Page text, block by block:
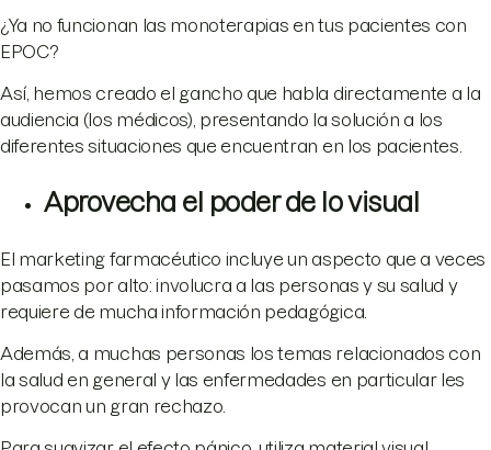
¿Ya no funcionan las monoterapias en tus pacientes con
EPOC?
Así, hemos creado el gancho que habla directamente a la
audiencia (los médicos), presentando la solución a los
diferentes situaciones que encuentran en los pacientes.
Aprovecha el poder de lo visual
El marketing farmacéutico incluye un aspecto que a veces
pasamos por alto: involucra a las personas y su salud y
requiere de mucha información pedagógica.
Además, a muchas personas los temas relacionados con
la salud en general y las enfermedades en particular les
provocan un gran rechazo.